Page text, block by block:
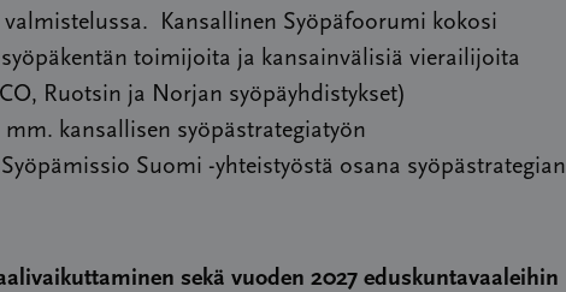
valmistelussa. Kansallinen Syöpäfoorumi kokosi
toimijoita ja kansainvälisiä vierailijoita
Ruotsin ja Norjan syöpäyhdistykset)
mm. kansallisen syöpästrategiatyön
Suomi -yhteistyöstä osana syöpästrategian
sekä vuoden 2027 eduskuntavaaleihin